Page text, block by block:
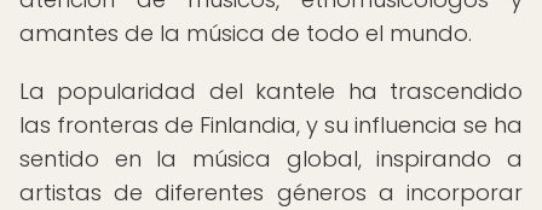
amantes de la música de todo el mundo.
La popularidad del kantele ha trascendido
las fronteras de Finlandia, y su influencia se ha
sentido en la música global, inspirando a
artistas de diferentes géneros a incorporar